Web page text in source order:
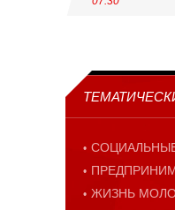
ЖИЗНЬ